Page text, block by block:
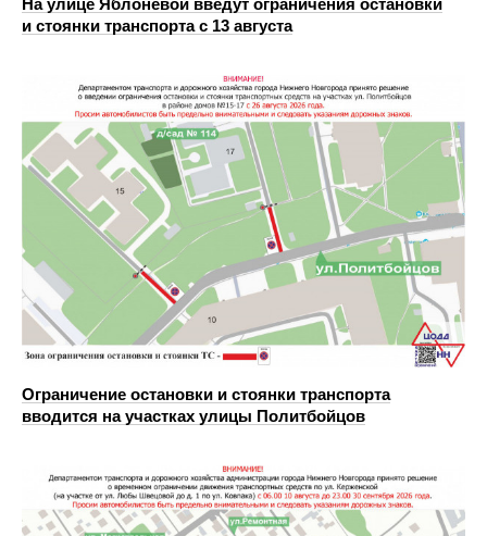
и стоянки транспорта с 13 августа
Ограничение остановки и стоянки транспорта
вводится на участках улицы Политбойцов